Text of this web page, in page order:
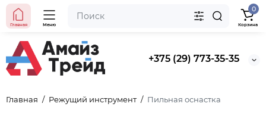
+375 (29) 773-35-35
Главная Меню
0
Корзина
Главная Режущий инструмент Пильная оснастка